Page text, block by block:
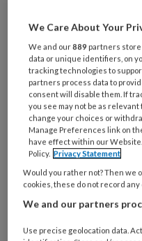
Wil je dit
Maak gratis
artikelen
Al een account
Wat
is
je
e-
* *
Kies
We Care About Your
We and our889 partners store
data or unique identifiers, on
tracking technologies to
partners process data to
consent will disable them. If
you see may not be as
change your choices or
Manage Preferences link on
have effect within our
Policy. Privacy Statement
Would you rather not? Then we
cookies, these do not record any
We and our partners
Use precise geolocation data.